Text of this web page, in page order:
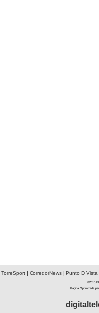
TorreSport| CorredorNews| Punto D Vista
©2010 El
Página Optimizada